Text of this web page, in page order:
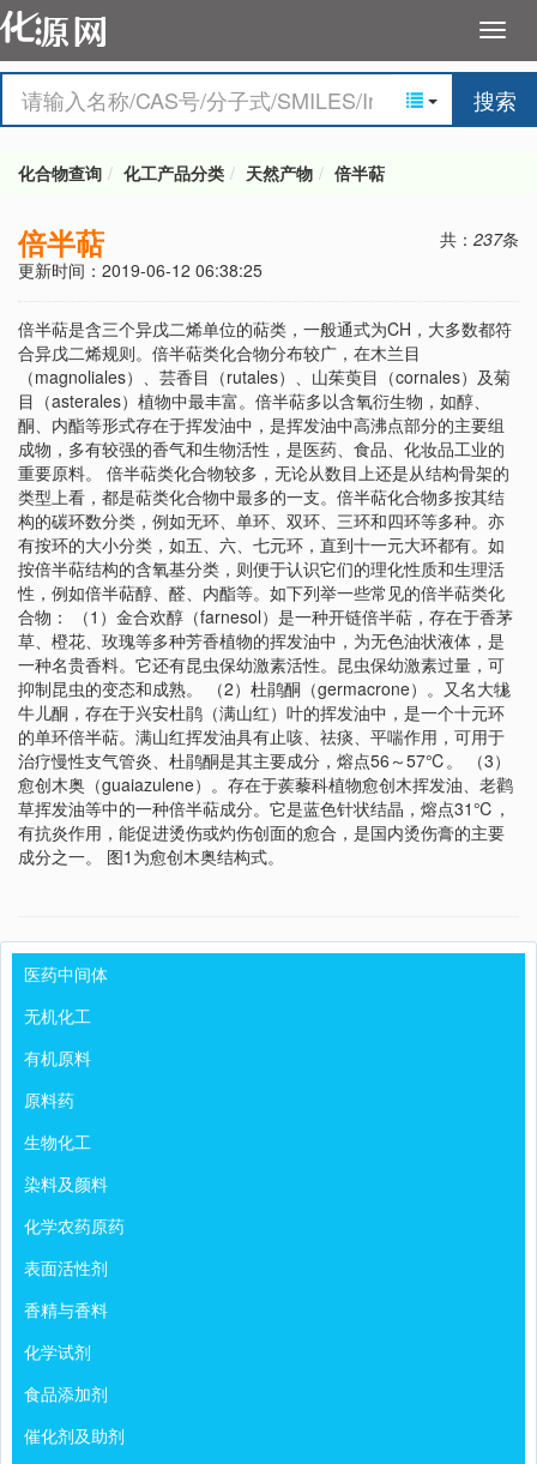
搜索
化合物查询 化工产品分类 天然产物 倍半萜
倍半萜 共： 237条
更新时间：2019-06-12 06:38:25
倍半萜是含三个异戊二烯单位的萜类，一般通式为CH，大多数都符
合异戊二烯规则。倍半萜类化合物分布较广，在木兰目
（magnoliales）、芸香目（rutales）、山茱萸目（cornales）及菊
目（asterales）植物中最丰富。倍半萜多以含氧衍生物，如醇、
酮、内酯等形式存在于挥发油中，是挥发油中高沸点部分的主要组
成物，多有较强的香气和生物活性，是医药、食品、化妆品工业的
重要原料。 倍半萜类化合物较多，无论从数目上还是从结构骨架的
类型上看，都是萜类化合物中最多的一支。倍半萜化合物多按其结
构的碳环数分类，例如无环、单环、双环、三环和四环等多种。亦
有按环的大小分类，如五、六、七元环，直到十一元大环都有。如
按倍半萜结构的含氧基分类，则便于认识它们的理化性质和生理活
性，例如倍半萜醇、醛、内酯等。如下列举一些常见的倍半萜类化
合物： （1）金合欢醇（farnesol）是一种开链倍半萜，存在于香茅
草、橙花、玫瑰等多种芳香植物的挥发油中，为无色油状液体，是
一种名贵香料。它还有昆虫保幼激素活性。昆虫保幼激素过量，可
抑制昆虫的变态和成熟。 （2）杜鹃酮（germacrone）。又名大牻
牛儿酮，存在于兴安杜鹃（满山红）叶的挥发油中，是一个十元环
的单环倍半萜。满山红挥发油具有止咳、祛痰、平喘作用，可用于
治疗慢性支气管炎、杜鹃酮是其主要成分，熔点56～57℃。 （3）
愈创木奥（guaiazulene）。存在于蒺藜科植物愈创木挥发油、老鹳
草挥发油等中的一种倍半萜成分。它是蓝色针状结晶，熔点31℃，
有抗炎作用，能促进烫伤或灼伤创面的愈合，是国内烫伤膏的主要
成分之一。 图1为愈创木奥结构式。
医药中间体
无机化工
有机原料
原料药
生物化工
染料及颜料
化学农药原药
表面活性剂
香精与香料
化学试剂
食品添加剂
催化剂及助剂